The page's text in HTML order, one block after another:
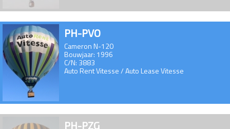
PH-PVO
Cameron N-120
Bouwjaar: 1996
C/N: 3883
Auto Rent Vitesse / Auto Lease Vitesse
PH-PZG